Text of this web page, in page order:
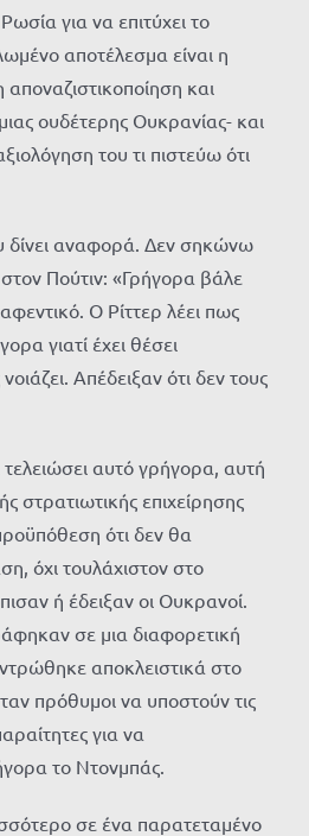
για να επιτύχει το
αποτέλεσμα είναι η
και
ουδέτερης Ουκρανίας- και
του τι πιστεύω ότι
δίνει αναφορά. Δεν σηκώνω
Πούτιν: «Γρήγορα βάλε
Ο Ρίττερ λέει πως
γιατί έχει θέσει
Απέδειξαν ότι δεν τους
αυτό γρήγορα, αυτή
στρατιωτικής επιχείρησης
ότι δεν θα
όχι τουλάχιστον στο
ή έδειξαν οι Ουκρανοί.
σε μια διαφορετική
αποκλειστικά στο
πρόθυμοι να υποστούν τις
για να
το Ντονμπάς.
σε ένα παρατεταμένο